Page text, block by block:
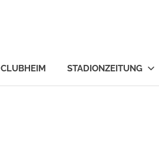
CLUBHEIM STADIONZEITUNG